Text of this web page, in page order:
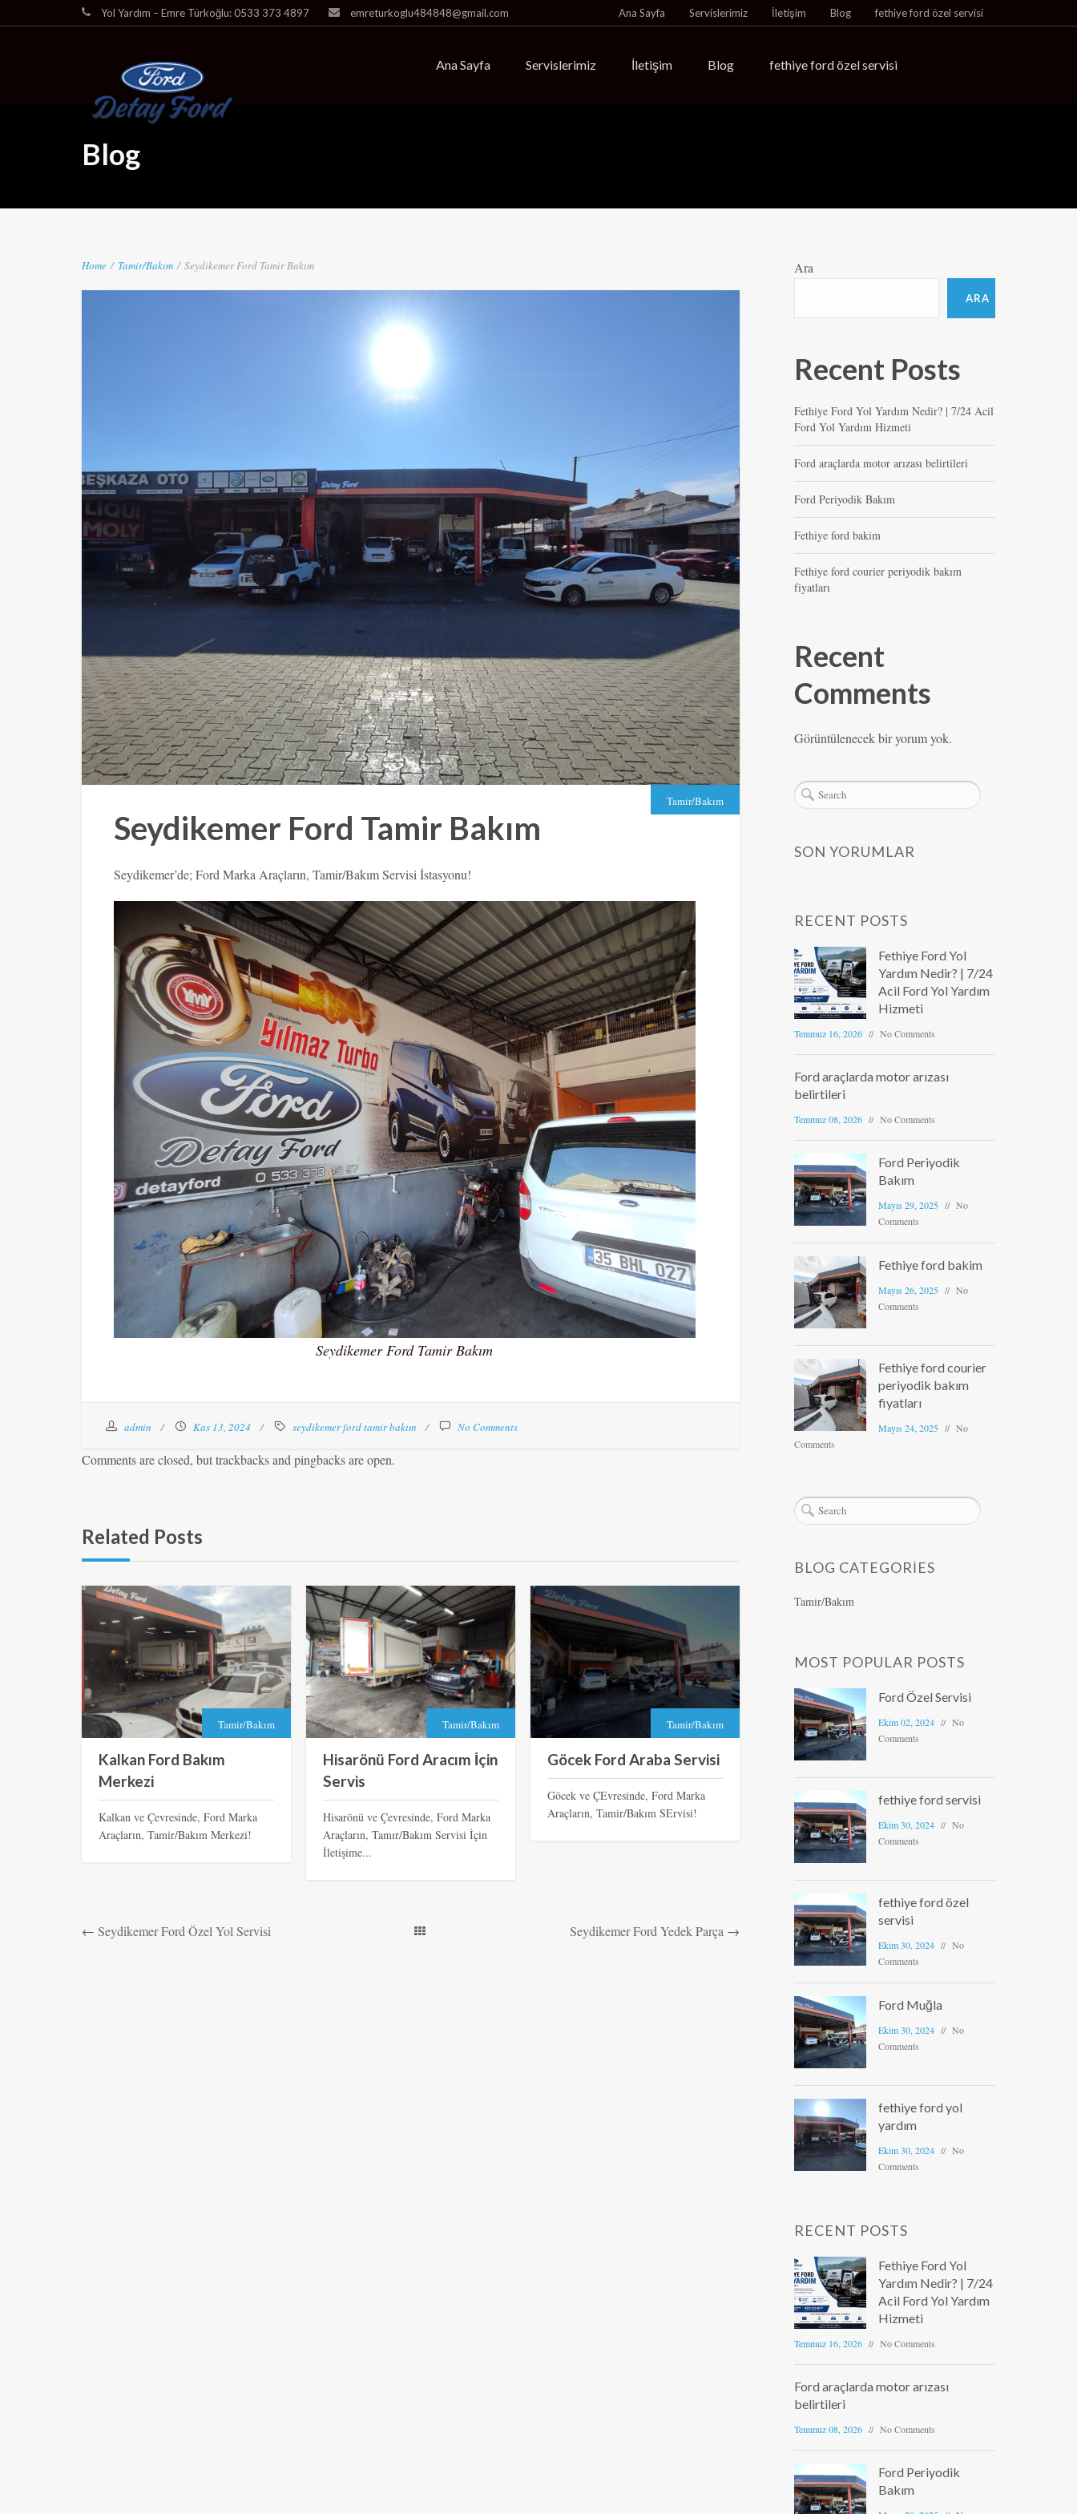
Yol Yardım – Emre Türkoğlu: 0533 373 4897 emreturkoglu484848@gmail.com Ana Sayfa Servislerimiz İletişim Blog fethiye ford özel servisi
Ana Sayfa Servislerimiz İletişim Blog fethiye ford özel servisi
Blog
Home / Tamir/Bakım / Seydikemer Ford Tamir Bakım
Tamir/Bakım
Seydikemer Ford Tamir Bakım
Seydikemer’de; Ford Marka Araçların, Tamir/Bakım Servisi İstasyonu!
Seydikemer Ford Tamir Bakım
admin Kas 13, 2024 seydikemer ford tamir bakım No Comments
Comments are closed, but trackbacks and pingbacks are open.
Related Posts
Tamir/Bakım
Kalkan Ford Bakım
Merkezi
Kalkan ve Çevresinde, Ford Marka
Araçların, Tamir/Bakım Merkezi!
Tamir/Bakım
Hisarönü Ford Aracım İçin
Servis
Hisarönü ve Çevresinde, Ford Marka
Araçların, Tamır/Bakım Servisi İçin
İletişime...
Tamir/Bakım
Göcek Ford Araba Servisi
Göcek ve ÇEvresinde, Ford Marka
Araçların, Tamir/Bakım SErvisi!
← Seydikemer Ford Özel Yol Servisi Seydikemer Ford Yedek Parça →
Ara
ARA
Recent Posts
Fethiye Ford Yol Yardım Nedir? | 7/24 Acil
Ford Yol Yardım Hizmeti
Ford araçlarda motor arızası belirtileri
Ford Periyodik Bakım
Fethiye ford bakim
Fethiye ford courier periyodik bakım
fiyatları
Recent
Comments
Görüntülenecek bir yorum yok.
SON YORUMLAR
RECENT POSTS
Fethiye Ford Yol
Yardım Nedir? | 7/24
Acil Ford Yol Yardım
Hizmeti
Temmuz 16, 2026 No Comments
Ford araçlarda motor arızası
belirtileri
Temmuz 08, 2026 No Comments
Ford Periyodik
Bakım
Mayıs 29, 2025
No
Comments
Fethiye ford bakim
Mayıs 26, 2025
No
Comments
Fethiye ford courier
periyodik bakım
fiyatları
Mayıs 24, 2025
No
Comments
BLOG CATEGORIES
Tamir/Bakım
MOST POPULAR POSTS
Ford Özel Servisi
Ekim 02, 2024
No
Comments
fethiye ford servisi
Ekim 30, 2024
No
Comments
fethiye ford özel
servisi
Ekim 30, 2024
No
Comments
Ford Muğla
Ekim 30, 2024
No
Comments
fethiye ford yol
yardım
Ekim 30, 2024
No
Comments
RECENT POSTS
Fethiye Ford Yol
Yardım Nedir? | 7/24
Acil Ford Yol Yardım
Hizmeti
Temmuz 16, 2026 No Comments
Ford araçlarda motor arızası
belirtileri
Temmuz 08, 2026 No Comments
Ford Periyodik
Bakım